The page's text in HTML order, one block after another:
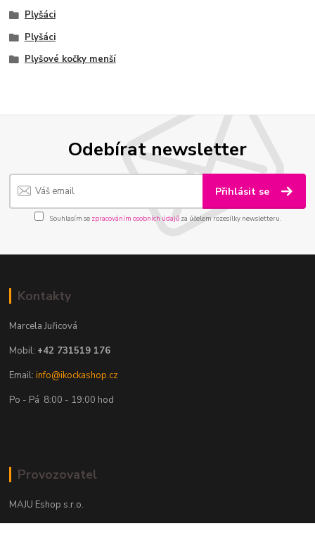
Plyšáci
Plyšáci
Plyšové kočky menší
Odebírat newsletter
Přihlásit se
Souhlasím se zpracováním osobních údajůza účelem rozesílky newsletteru.
Kontakty
Marcela Juřicová
Mobil: +42 731519 176
Email:info@ikockashop.cz
Po - Pá 8:00 - 19:00 hod
Provozovatel
MAJU Eshop s.r.o.